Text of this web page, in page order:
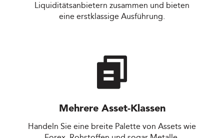
Liquiditätsanbietern zusammen und bieten
eine erstklassige Ausführung.
Mehrere Asset-Klassen
Handeln Sie eine breite Palette von Assets wie